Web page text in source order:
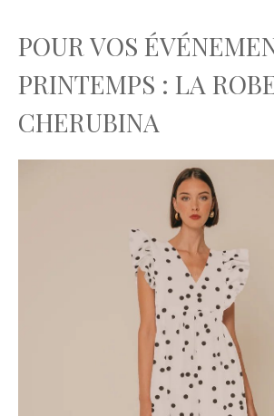
POUR VOS
PRINTEMPS : LA
CHERUBINA